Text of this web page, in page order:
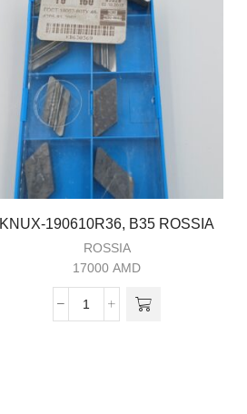
KNUX-190610R36, B35 ROSSIA
ROSSIA
17000AMD